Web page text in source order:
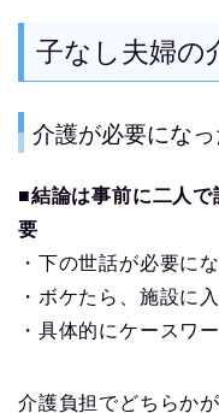
子なし夫婦の
介護が必要にな
■結論は事前に二人
要
・下の世話が必要に
・ボケたら、施設に
・具体的にケースワ
介護負担でどちらか